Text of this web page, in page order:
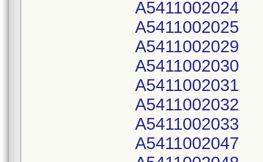
A5411002024
A5411002025
A5411002029
A5411002030
A5411002031
A5411002032
A5411002033
A5411002047